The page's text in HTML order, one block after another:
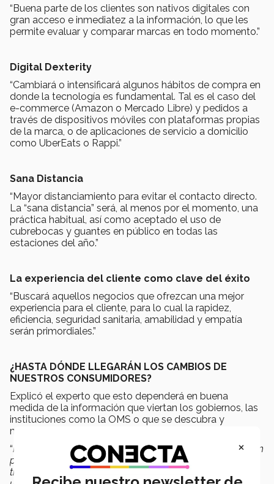
“Buena parte de los clientes son nativos digitales con
gran acceso e inmediatez a la información, lo que les
permite evaluar y comparar marcas en todo momento.”
Digital Dexterity
“Cambiará o intensificará algunos hábitos de compra en
donde la tecnología es fundamental. Tal es el caso del
e-commerce (Amazon o Mercado Libre) y pedidos a
través de dispositivos móviles con plataformas propias
de la marca, o de aplicaciones de servicio a domicilio
como UberEats o Rappi.”
Sana Distancia
“Mayor distanciamiento para evitar el contacto directo.
La “sana distancia” será, al menos por el momento, una
práctica habitual, así como aceptado el uso de
cubrebocas y guantes en público en todas las
estaciones del año.”
La experiencia del cliente como clave del éxito
“Buscará aquellos negocios que ofrezcan una mejor
experiencia para el cliente, para lo cual la rapidez,
eficiencia, seguridad sanitaria, amabilidad y empatía
serán primordiales.”
¿HASTA DÓNDE LLEGARÁN LOS CAMBIOS DE
NUESTROS CONSUMIDORES?
Explicó el experto que esto dependerá en buena
medida de la información que viertan los gobiernos, las
instituciones como la OMS o que se descubra y
masifique la vacuna.
“Hay que entender que los valores han cambiado, en gran
parte, al tener mínimo contacto humano, pasar más
tiempo en casa conviviendo con la familia y el miedo a
×